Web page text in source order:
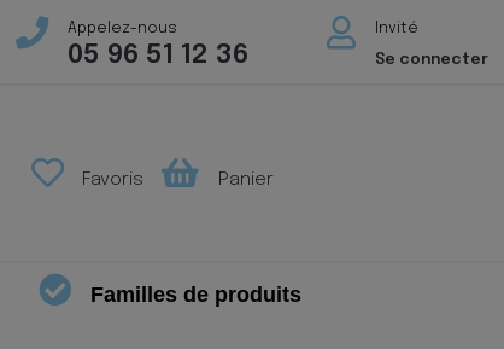
Appelez-nous
05 96 51 12 36
Invité
Se connecter
Favoris Panier
Familles de produits